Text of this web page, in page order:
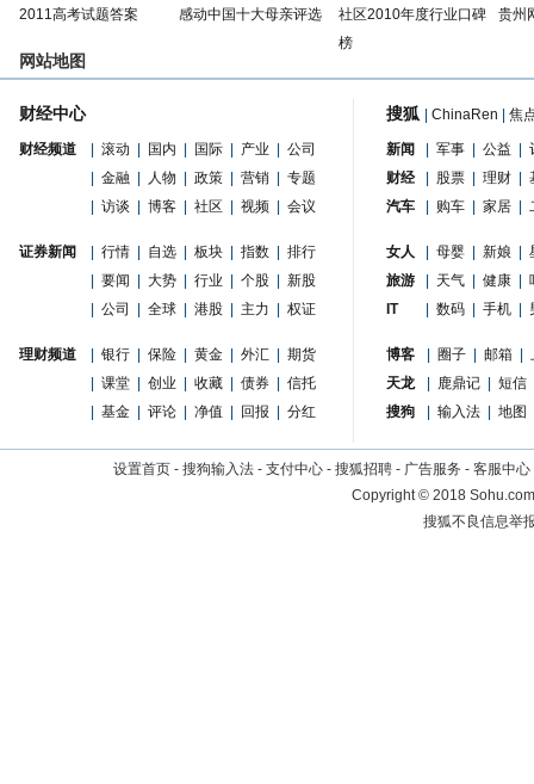
2011高考试题答案
感动中国十大母亲评选
社区2010年度行业口碑
榜
贵州
网站地图
财经中心
财经频道 滚动 国内 国际 产业
公司
金融 人物 政策 营销
专题
访谈 博客 社区 视频 会议
证券新闻 行情 自选 板块 指数
排行
要闻 大势 行业 个股
新股
公司 全球 港股 主力 权证
理财频道 银行 保险 黄金 外汇
期货
课堂 创业 收藏 债券
信托
基金 评论 净值 回报 分红
搜狐 ChinaRen 焦
新闻 军事 公益
财经
股票 理财
汽车
购车 家居
女人 母婴 新娘
旅游
天气 健康
IT
数码 手机
博客 圈子 邮箱
天龙
鹿鼎记
短信
搜狗
输入法 地图
设置首页 - 搜狗输入法 - 支付中心 - 搜狐招聘 - 广告服务 - 客服中心
Copyright©2018
搜狐不良信息举